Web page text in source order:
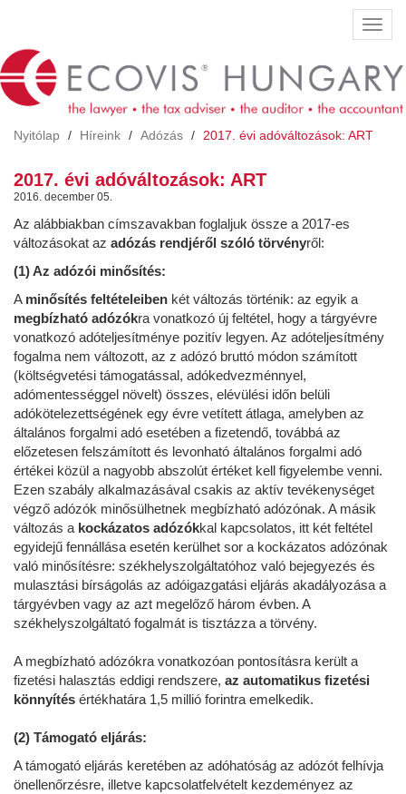
Nyitólap Híreink Adózás 2017. évi adóváltozások: ART
2017. évi adóváltozások: ART
2016. december 05.
Az alábbiakban címszavakban foglaljuk össze a 2017-es
változásokat az adózás rendjéről szóló törvényről:
(1) Az adózói minősítés:
A minősítés feltételeiben két változás történik: az egyik a
megbízható adózókra vonatkozó új feltétel, hogy a tárgyévre
vonatkozó adóteljesítménye pozitív legyen. Az adóteljesítmény
fogalma nem változott, az z adózó bruttó módon számított
(költségvetési támogatással, adókedvezménnyel,
adómentességgel növelt) összes, elévülési időn belüli
adókötelezettségének egy évre vetített átlaga, amelyben az
általános forgalmi adó esetében a fizetendő, továbbá az
előzetesen felszámított és levonható általános forgalmi adó
értékei közül a nagyobb abszolút értéket kell figyelembe venni.
Ezen szabály alkalmazásával csakis az aktív tevékenységet
végző adózók minősülhetnek megbízható adózónak. A másik
változás a kockázatos adózókkal kapcsolatos, itt két feltétel
egyidejű fennállása esetén kerülhet sor a kockázatos adózónak
való minősítésre: székhelyszolgáltatóhoz való bejegyezés és
mulasztási bírságolás az adóigazgatási eljárás akadályozása a
tárgyévben vagy az azt megelőző három évben. A
székhelyszolgáltató fogalmát is tisztázza a törvény.
A megbízható adózókra vonatkozóan pontosításra került a
fizetési halasztás eddigi rendszere, az automatikus fizetési
könnyítés értékhatára 1,5 millió forintra emelkedik.
(2) Támogató eljárás:
A támogató eljárás keretében az adóhatóság az adózót felhívja
önellenőrzésre, illetve kapcsolatfelvételt kezdeményez az